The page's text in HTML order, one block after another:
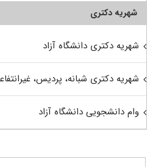
شهریه دکتری
شهریه دکتری دانشگاه آزاد
شهریه دکتری شبانه، پردیس،
وام دانشجویی دانشگاه آزاد